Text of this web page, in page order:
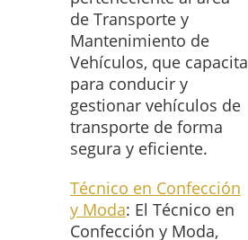
de Transporte y
Mantenimiento de
Vehículos, que capacita
para conducir y
gestionar vehículos de
transporte de forma
segura y eficiente.
Técnico en Confección
y Moda: El Técnico en
Confección y Moda,